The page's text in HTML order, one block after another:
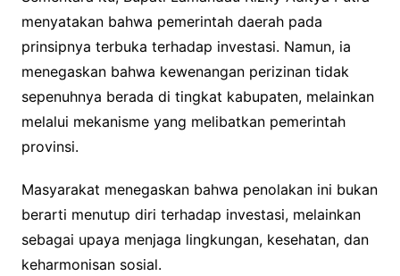
menyatakan bahwa pemerintah daerah pada
prinsipnya terbuka terhadap investasi. Namun, ia
menegaskan bahwa kewenangan perizinan tidak
sepenuhnya berada di tingkat kabupaten, melainkan
melalui mekanisme yang melibatkan pemerintah
provinsi.
Masyarakat menegaskan bahwa penolakan ini bukan
berarti menutup diri terhadap investasi, melainkan
sebagai upaya menjaga lingkungan, kesehatan, dan
keharmonisan sosial.